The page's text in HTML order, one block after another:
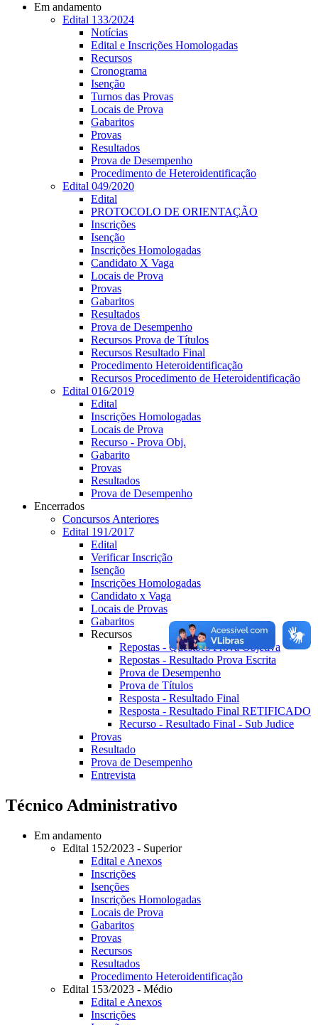
Em andamento
Edital 133/2024
Notícias
Edital e Inscrições Homologadas
Recursos
Cronograma
Isenção
Turnos das Provas
Locais de Prova
Gabaritos
Provas
Resultados
Prova de Desempenho
Procedimento de Heteroidentificação
Edital 049/2020
Edital
PROTOCOLO DE ORIENTAÇÃO
Inscrições
Isenção
Inscrições Homologadas
Candidato X Vaga
Locais de Prova
Provas
Gabaritos
Resultados
Prova de Desempenho
Recursos Prova de Títulos
Recursos Resultado Final
Procedimento Heteroidentificação
Recursos Procedimento de Heteroidentificação
Edital 016/2019
Edital
Inscrições Homologadas
Locais de Prova
Recurso - Prova Obj.
Gabarito
Provas
Resultados
Prova de Desempenho
Encerrados
Concursos Anteriores
Edital 191/2017
Edital
Verificar Inscrição
Isenção
Inscrições Homologadas
Candidato x Vaga
Locais de Provas
Gabaritos
Recursos
Repostas - Questões Prova Objetiva
Repostas - Resultado Prova Escrita
Prova de Desempenho
Prova de Títulos
Resposta - Resultado Final
Resposta - Resultado Final RETIFICADO
Recurso - Resultado Final - Sub Judice
Provas
Resultado
Prova de Desempenho
Entrevista
Técnico Administrativo
Em andamento
Edital 152/2023 - Superior
Edital e Anexos
Inscrições
Isenções
Inscrições Homologadas
Locais de Prova
Gabaritos
Provas
Recursos
Resultados
Procedimento Heteroidentificação
Edital 153/2023 - Médio
Edital e Anexos
Inscrições